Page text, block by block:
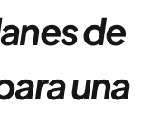
de
una